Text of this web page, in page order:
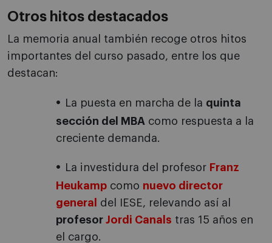
Otros hitos destacados
La memoria anual también recoge otros hitos
importantes del curso pasado, entre los que
destacan:
La puesta en marcha de la quinta
sección del MBA como respuesta a la
creciente demanda.
La investidura del profesor Franz
Heukamp como nuevo director
general
del IESE, relevando así al
profesor Jordi Canals tras 15 años en
el cargo.